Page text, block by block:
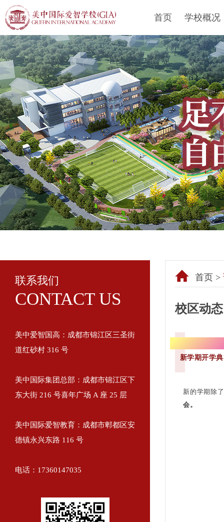
首页 学校概况
联系我们
CONTACT US
美中爱智国高：成都市锦江区三圣街
道红砂村 316 号
美中国际集团总部：成都市锦江区下
东大街 216 号喜年广场 A 座 25 层
美中国际爱智教育：成都市郫都区安
德镇永兴东路 116 号
电话：17360147035
首页 >
校区动
【二月
新学期开学
新的学期除
会。